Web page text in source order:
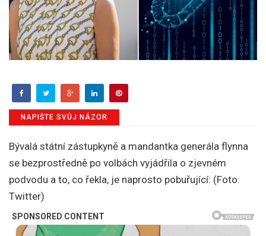
NAPIŠTE SVŮJ NÁZOR
Bývalá státní zástupkyně a mandantka generála flynna
se bezprostředně po volbách vyjádřila o zjevném
podvodu a to, co řekla, je naprosto pobuřující: (Foto:
Twitter)